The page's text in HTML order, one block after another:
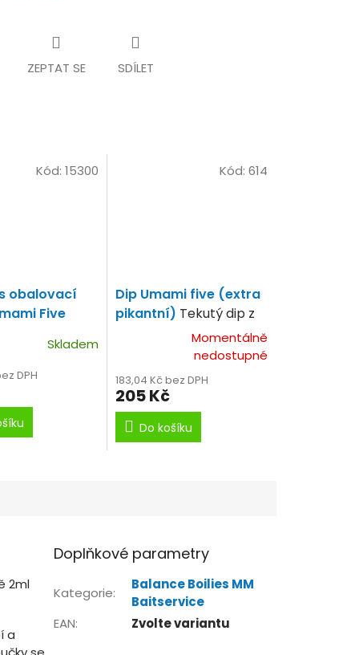
ZEPTAT SE SDÍLET
obalovací
Five
Skladem
DPH
Kód:15300
Dip Umami five (extra
pikantní) Tekutý dip z
Asijským kořením.Momentálně
nedostupné
183,04 Kč bez DPH
205 Kč
Do košíku
Kód: 614
2ml
a
Doplňkové parametry
Kategorie:
Balance Boilies MM
Baitservice
EAN: Zvolte variantu